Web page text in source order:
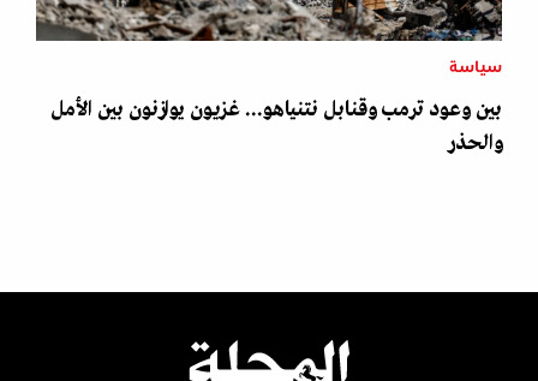
سياسة
بين وعود ترمب وقنابل نتنياهو... غزيون يوازنون بين الأمل
والحذر